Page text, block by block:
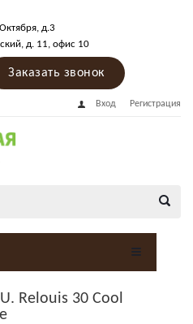
д.3
д. 11, офис 10
Заказать звонок
Вход Регистрация
Relouis 30 Cool